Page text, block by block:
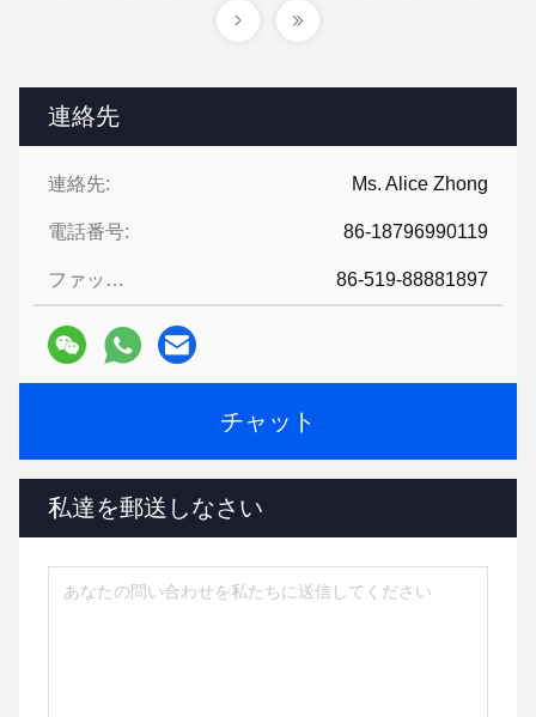
連絡先
連絡先: Ms. Alice Zhong
電話番号: 86-18796990119
ファックス: 86-519-88881897
チャット
私達を郵送しなさい